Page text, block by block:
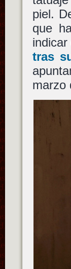
piel.
que
tras
marzo